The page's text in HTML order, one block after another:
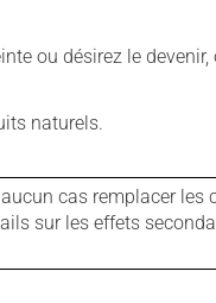
ou désirez le
naturels.
cas remplacer
sur les effets